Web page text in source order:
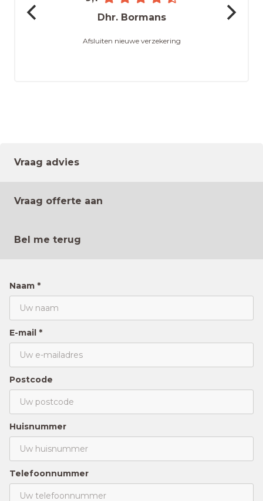
Dhr. Bormans
Afsluiten nieuwe verzekering
Vraag advies
Vraag offerte aan
Bel me terug
Naam *
E-mail *
Postcode
Huisnummer
Telefoonnummer